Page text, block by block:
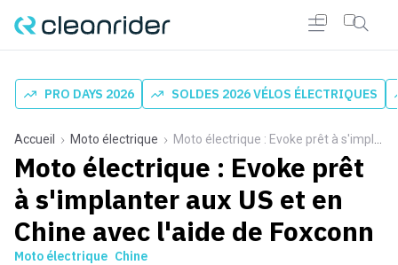
PRO DAYS 2026 SOLDES 2026 VÉLOS ÉLECTRIQUES
Accueil Moto électrique Moto électrique : Evoke prêt à s'implanter aux US et en Chine avec l'aide de Foxconn
Moto électrique : Evoke prêt
à s'implanter aux US et en
Chine avec l'aide de Foxconn
Moto électrique Chine